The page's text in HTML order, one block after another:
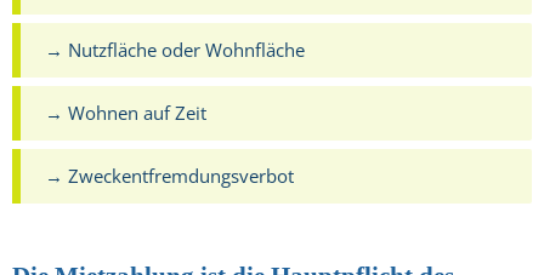
→ Nutzfläche oder Wohnfläche
→ Wohnen auf Zeit
→ Zweckentfremdungsverbot